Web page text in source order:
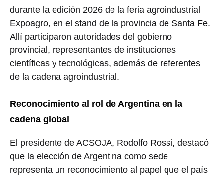
durante la edición 2026 de la feria agroindustrial
Expoagro, en el stand de la provincia de Santa Fe.
Allí participaron autoridades del gobierno
provincial, representantes de instituciones
científicas y tecnológicas, además de referentes
de la cadena agroindustrial.
Reconocimiento al rol de Argentina en la
cadena global
El presidente de ACSOJA, Rodolfo Rossi, destacó
que la elección de Argentina como sede
representa un reconocimiento al papel que el país